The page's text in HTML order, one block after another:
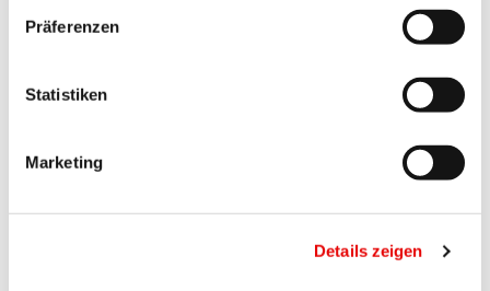
Präferenzen
Statistiken
Marketing
Details zeigen
QUICK-FIT